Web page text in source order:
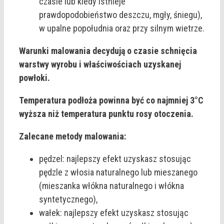
prawdopodobieństwo deszczu, mgły, śniegu),
w upalne popołudnia oraz przy silnym wietrze.
Warunki malowania decydują o czasie schnięcia
warstwy wyrobu i właściwościach uzyskanej
powłoki.
Temperatura podłoża powinna być co najmniej 3°C
wyższa niż temperatura punktu rosy otoczenia.
Zalecane metody malowania:
pędzel: najlepszy efekt uzyskasz stosując
pędzle z włosia naturalnego lub mieszanego
(mieszanka włókna naturalnego i włókna
syntetycznego),
wałek: najlepszy efekt uzyskasz stosując